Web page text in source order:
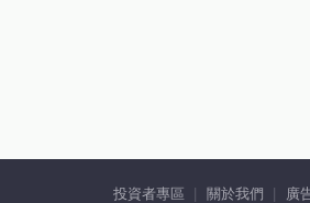
投資者專區 關於我們 廣